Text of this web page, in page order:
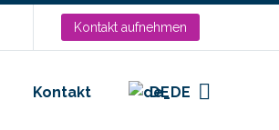
Kontakt aufnehmen
Kontakt DE